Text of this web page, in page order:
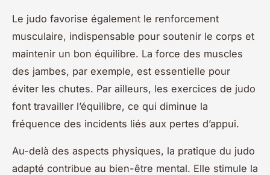
Le judo favorise également le renforcement
musculaire, indispensable pour soutenir le corps et
maintenir un bon équilibre. La force des muscles
des jambes, par exemple, est essentielle pour
éviter les chutes. Par ailleurs, les exercices de judo
font travailler l’équilibre, ce qui diminue la
fréquence des incidents liés aux pertes d’appui.
Au-delà des aspects physiques, la pratique du judo
adapté contribue au bien-être mental. Elle stimule la